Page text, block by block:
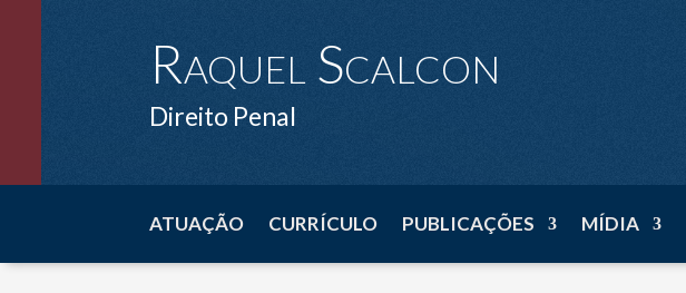
Raquel Scalcon
Direito Penal
ATUAÇÃO CURRÍCULO PUBLICAÇÕES MÍDIA